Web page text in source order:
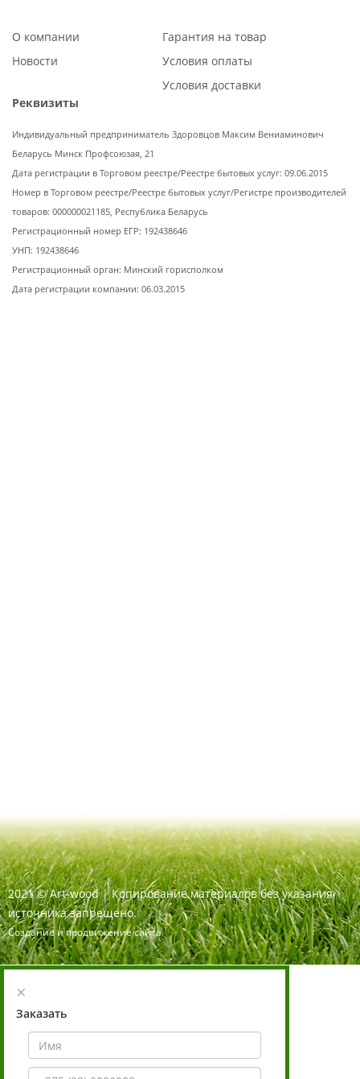
О компании
Новости
Гарантия на товар
Условия оплаты
Условия доставки
Реквизиты
Индивидуальный предприниматель Здоровцов Максим Вениаминович
Беларусь Минск Профсоюзая, 21
Дата регистрации в Торговом реестре/Реестре бытовых услуг: 09.06.2015
Номер в Торговом реестре/Реестре бытовых услуг/Регистре производителей
товаров: 000000021185, Республика Беларусь
Регистрационный номер ЕГР: 192438646
УНП: 192438646
Регистрационный орган: Минский горисполком
Дата регистрации компании: 06.03.2015
2021 ©Art-wood |Копирование материалов без указания
источника запрещено.
Создание и продвижение сайта
×
Заказать